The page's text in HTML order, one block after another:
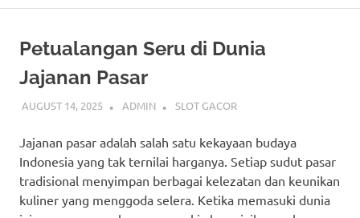
Petualangan Seru di Dunia
Jajanan Pasar
AUGUST 14, 2025 ADMIN SLOT GACOR
Jajanan pasar adalah salah satu kekayaan budaya
Indonesia yang tak ternilai harganya. Setiap sudut pasar
tradisional menyimpan berbagai kelezatan dan keunikan
kuliner yang menggoda selera. Ketika memasuki dunia